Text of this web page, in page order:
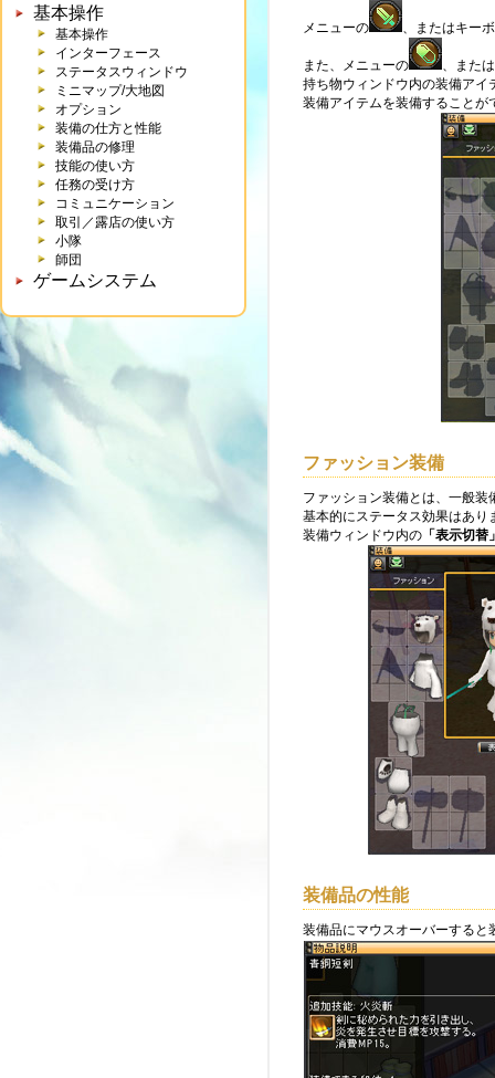
基本操作
基本操作
インターフェース
ステータスウィンドウ
ミニマップ/大地図
オプション
装備の仕方と性能
装備品の修理
技能の使い方
任務の受け方
コミュニケーション
取引／露店の使い方
小隊
師団
ゲームシステム
メニューの 、またはキー
また、メニューの
、また
持ち物ウィンドウ内の装備アイ
装備アイテムを装備することが
ファッション装備
ファッション装備とは、一般
基本的にステータス効果はあり
装備ウィンドウ内の 「表示切替
装備品の性能
装備品にマウスオーバーすると